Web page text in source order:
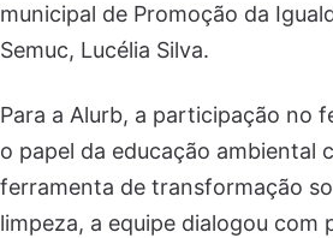
municipal de Promoção da
Semuc, Lucélia Silva.
Para a Alurb, a participação no
o papel da educação ambiental
ferramenta de transformação
limpeza, a equipe dialogou com